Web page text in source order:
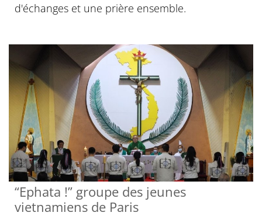
d'échanges et une prière ensemble.
“Ephata !” groupe des jeunes
vietnamiens de Paris